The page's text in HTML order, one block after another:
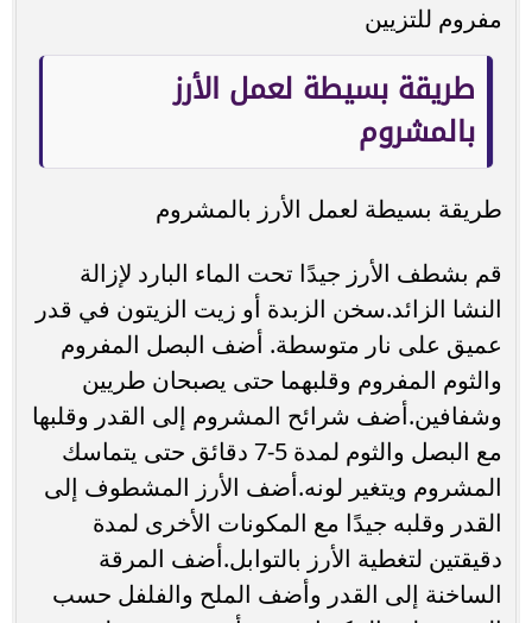
مفروم للتزيين
طريقة بسيطة لعمل الأرز
بالمشروم
طريقة بسيطة لعمل الأرز بالمشروم
قم بشطف الأرز جيدًا تحت الماء البارد لإزالة
النشا الزائد.سخن الزبدة أو زيت الزيتون في قدر
عميق على نار متوسطة. أضف البصل المفروم
والثوم المفروم وقلبهما حتى يصبحان طريين
وشفافين.أضف شرائح المشروم إلى القدر وقلبها
مع البصل والثوم لمدة 5-7 دقائق حتى يتماسك
المشروم ويتغير لونه.أضف الأرز المشطوف إلى
القدر وقلبه جيدًا مع المكونات الأخرى لمدة
دقيقتين لتغطية الأرز بالتوابل.أضف المرقة
الساخنة إلى القدر وأضف الملح والفلفل حسب